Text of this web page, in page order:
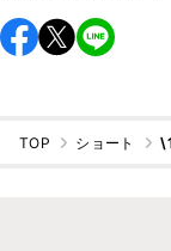
TOP ショート